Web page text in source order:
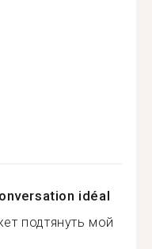
idéal
подтянуть мой